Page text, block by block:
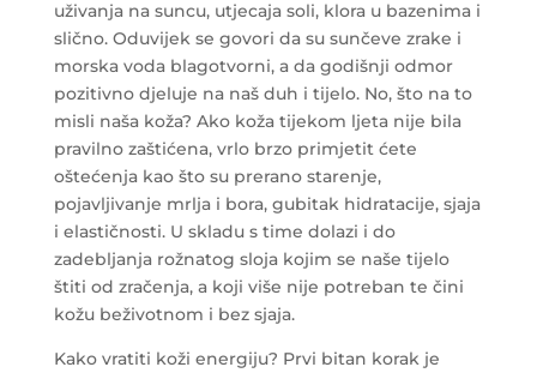
uživanja na suncu, utjecaja soli, klora u bazenima i
slično. Oduvijek se govori da su sunčeve zrake i
morska voda blagotvorni, a da godišnji odmor
pozitivno djeluje na naš duh i tijelo. No, što na to
misli naša koža? Ako koža tijekom ljeta nije bila
pravilno zaštićena, vrlo brzo primjetit ćete
oštećenja kao što su prerano starenje,
pojavljivanje mrlja i bora, gubitak hidratacije, sjaja
i elastičnosti. U skladu s time dolazi i do
zadebljanja rožnatog sloja kojim se naše tijelo
štiti od zračenja, a koji više nije potreban te čini
kožu beživotnom i bez sjaja.
Kako vratiti koži energiju? Prvi bitan korak je